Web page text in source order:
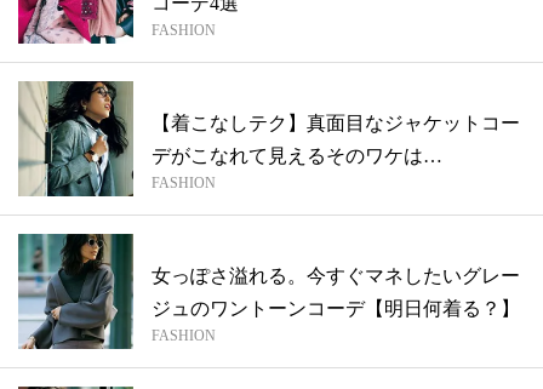
FASHION
【着こなしテク】真面目なジャケットコー
デがこなれて見えるそのワケは…
FASHION
女っぽさ溢れる。今すぐマネしたいグレー
ジュのワントーンコーデ【明日何着る？】
FASHION